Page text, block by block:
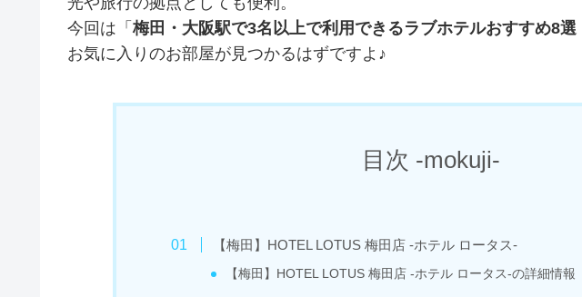
今回は「梅田・大阪駅で3名以上で利用できるラブホテルおすすめ8選
お気に入りのお部屋が見つかるはずですよ♪
目次 -mokuji-
【梅田】HOTEL LOTUS 梅田店 -ホテル ロータス-
【梅田】HOTEL LOTUS 梅田店 -ホテル ロータス-の詳細情報